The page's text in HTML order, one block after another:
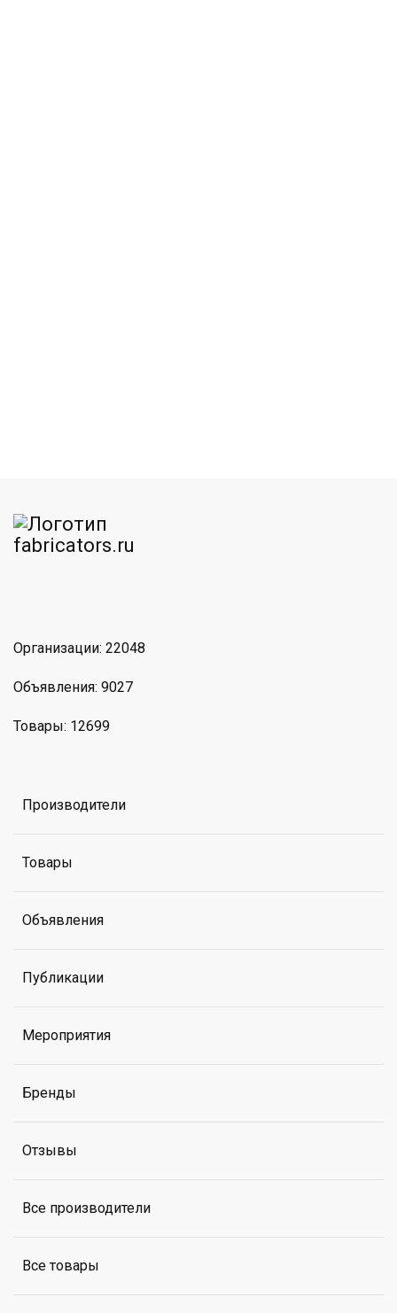
Организации: 22048
Объявления: 9027
Товары: 12699
Производители
Товары
Объявления
Публикации
Мероприятия
Бренды
Отзывы
Все производители
Все товары